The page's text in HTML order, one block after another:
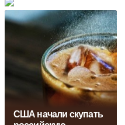
США начали скупать